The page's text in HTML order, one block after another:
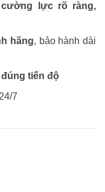
lực rõ ràng,
hãng, bảo hành dài
tiến độ
7